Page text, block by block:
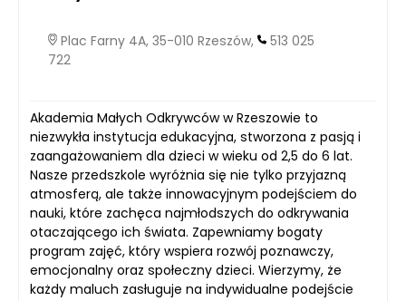
Plac Farny 4A, 35-010 Rzeszów,
513 025
722
Akademia Małych Odkrywców w Rzeszowie to
niezwykła instytucja edukacyjna, stworzona z pasją i
zaangażowaniem dla dzieci w wieku od 2,5 do 6 lat.
Nasze przedszkole wyróżnia się nie tylko przyjazną
atmosferą, ale także innowacyjnym podejściem do
nauki, które zachęca najmłodszych do odkrywania
otaczającego ich świata. Zapewniamy bogaty
program zajęć, który wspiera rozwój poznawczy,
emocjonalny oraz społeczny dzieci. Wierzymy, że
każdy maluch zasługuje na indywidualne podejście